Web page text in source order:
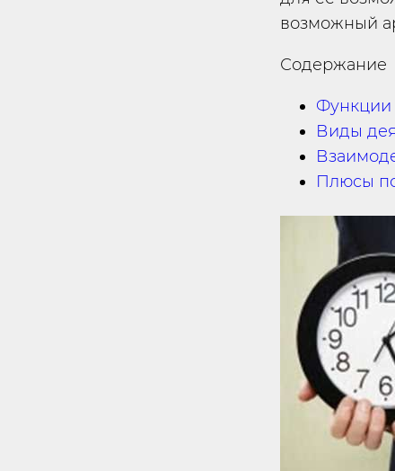
возможный
Содержание
Функции
Виды
Плюсы